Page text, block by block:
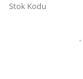
Stok Kodu